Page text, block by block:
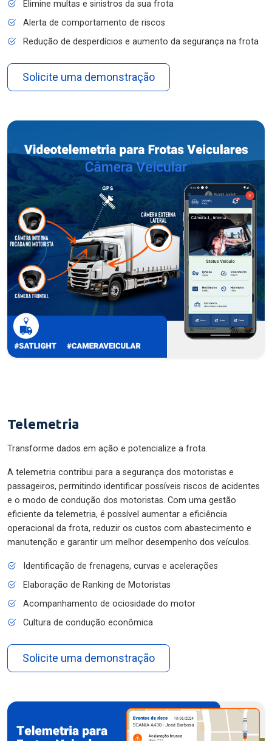
Elimine multas e sinistros da sua frota
Alerta de comportamento de riscos
Redução de desperdícios e aumento da segurança na frota
Solicite uma demonstração
Telemetria
Transforme dados em ação e potencialize a frota.
A telemetria contribui para a segurança dos motoristas e
passageiros, permitindo identificar possíveis riscos de acidentes
e o modo de condução dos motoristas. Com uma gestão
eficiente da telemetria, é possível aumentar a eficiência
operacional da frota, reduzir os custos com abastecimento e
manutenção e garantir um melhor desempenho dos veículos.
Identificação de frenagens, curvas e acelerações
Elaboração de Ranking de Motoristas
Acompanhamento de ociosidade do motor
Cultura de condução econômica
Solicite uma demonstração